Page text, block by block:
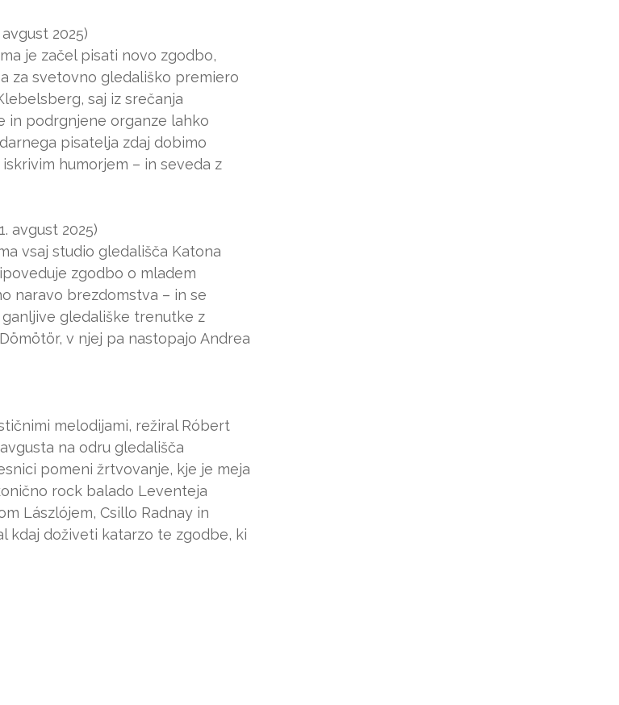
2025)
je začel pisati novo zgodbo,
za svetovno gledališko premiero
saj iz srečanja
in podrgnjene organze lahko
pisatelja zdaj dobimo
humorjem – in seveda z
avgust 2025)
vsaj studio gledališča Katona
zgodbo o mladem
naravo brezdomstva – in se
gledališke trenutke z
v njej pa nastopajo Andrea
melodijami, režiral Róbert
na odru gledališča
pomeni žrtvovanje, kje je meja
rock balado Leventeja
Lászlójem, Csillo Radnay in
kdaj doživeti katarzo te zgodbe, ki